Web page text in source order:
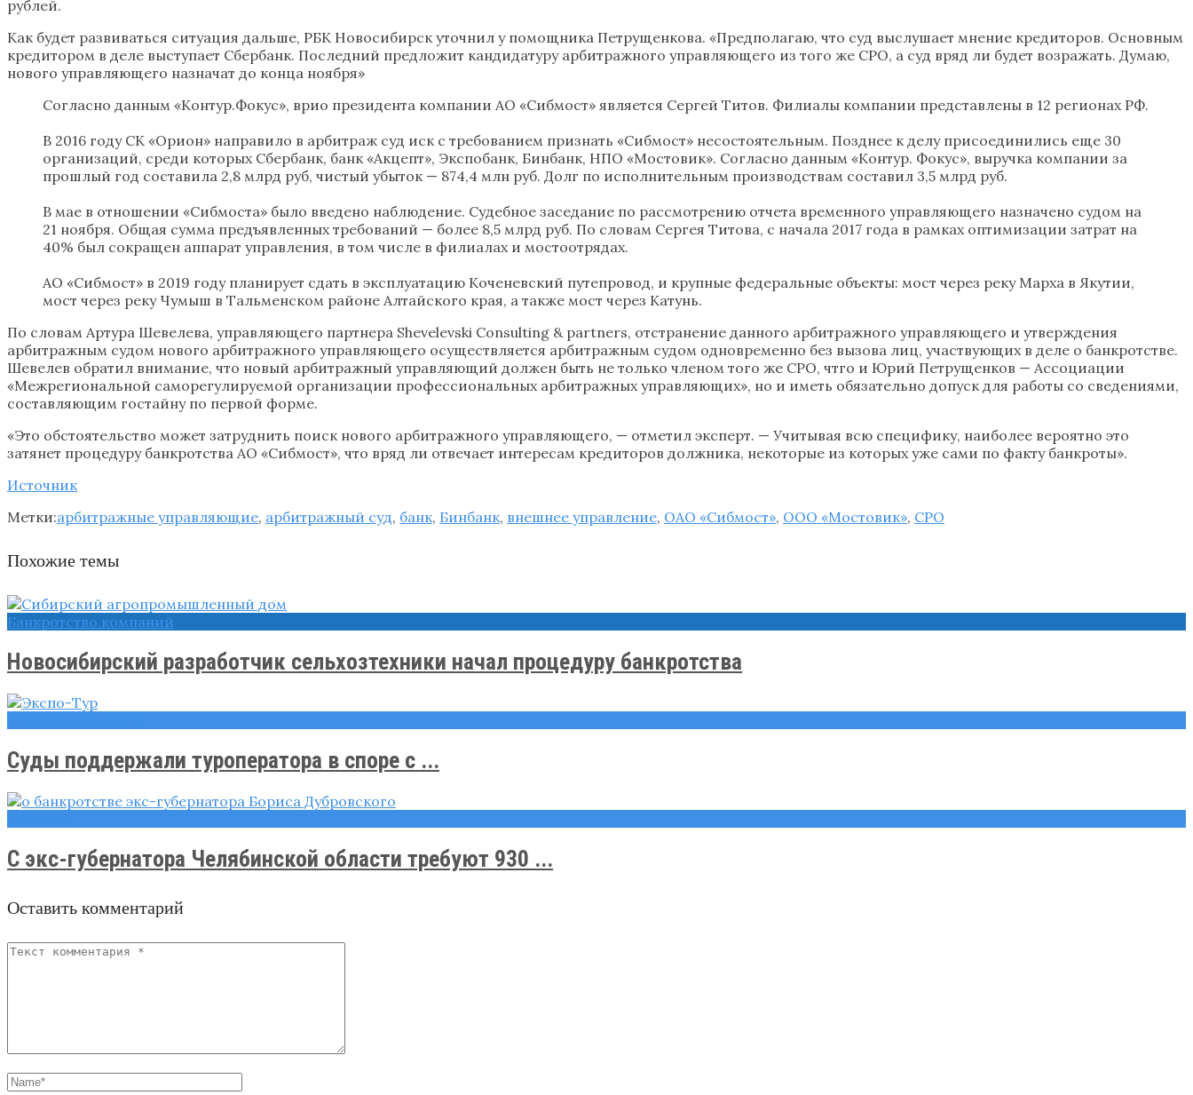
рублей.
Как будет развиваться ситуация дальше, РБК Новосибирск уточнил у помощника Петрущенкова. «Предполагаю, что суд выслушает мнение кредиторов. Основным
кредитором в деле выступает Сбербанк. Последний предложит кандидатуру арбитражного управляющего из того же СРО, а суд вряд ли будет возражать. Думаю,
нового управляющего назначат до конца ноября»
Согласно данным «Контур.Фокус», врио президента компании АО «Сибмост» является Сергей Титов. Филиалы компании представлены в 12 регионах РФ.
В 2016 году СК «Орион» направило в арбитраж суд иск с требованием признать «Сибмост» несостоятельным. Позднее к делу присоединились еще 30
организаций, среди которых Сбербанк, банк «Акцепт», Экспобанк, Бинбанк, НПО «Мостовик». Согласно данным «Контур. Фокус», выручка компании за
прошлый год составила 2,8 млрд руб, чистый убыток — 874,4 млн руб. Долг по исполнительным производствам составил 3,5 млрд руб.
В мае в отношении «Сибмоста» было введено наблюдение. Судебное заседание по рассмотрению отчета временного управляющего назначено судом на
21 ноября. Общая сумма предъявленных требований — более 8,5 млрд руб. По словам Сергея Титова, с начала 2017 года в рамках оптимизации затрат на
40% был сокращен аппарат управления, в том числе в филиалах и мостоотрядах.
АО «Сибмост» в 2019 году планирует сдать в эксплуатацию Коченевский путепровод, и крупные федеральные объекты: мост через реку Марха в Якутии,
мост через реку Чумыш в Тальменском районе Алтайского края, а также мост через Катунь.
По словам Артура Шевелева, управляющего партнера Shevelevski Consulting & partners, отстранение данного арбитражного управляющего и утверждения
арбитражным судом нового арбитражного управляющего осуществляется арбитражным судом одновременно без вызова лиц, участвующих в деле о банкротстве.
Шевелев обратил внимание, что новый арбитражный управляющий должен быть не только членом того же СРО, чтго и Юрий Петрущенков — Ассоциации
«Межрегиональной саморегулируемой организации профессиональных арбитражных управляющих», но и иметь обязательно допуск для работы со сведениями,
составляющим гостайну по первой форме.
«Это обстоятельство может затруднить поиск нового арбитражного управляющего, — отметил эксперт. — Учитывая всю специфику, наиболее вероятно это
затянет процедуру банкротства АО «Сибмост», что вряд ли отвечает интересам кредиторов должника, некоторые из которых уже сами по факту банкроты».
Источник
Метки:арбитражные управляющие, арбитражный суд, банк, Бинбанк, внешнее управление, ОАО «Сибмост», ООО «Мостовик», СРО
Похожие темы
Банкротство компаний
Новосибирский разработчик сельхозтехники начал процедуру банкротства
Суды поддержали туроператора в споре с ...
С экс-губернатора Челябинской области требуют 930 ...
Оставить комментарий